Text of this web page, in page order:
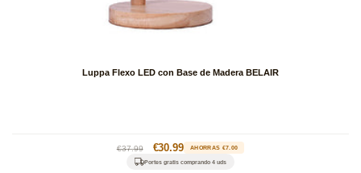
Luppa Flexo LED con Base de Madera BELAIR
Precio
habitual
€37.99
Precio
de
€30.99 AHORRAS €7.00
Portes gratis comprando 4 uds